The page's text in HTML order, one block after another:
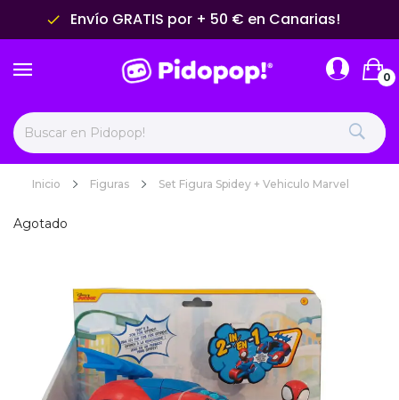
done Envío GRATIS por + 50 € en Canarias!
0
Inicio Figuras Set Figura Spidey + Vehiculo Marvel
Agotado